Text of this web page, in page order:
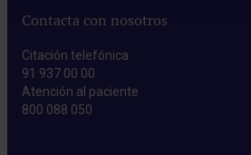
Contacta con nosotros
Citación telefónica
91 937 00 00
Atención al paciente
800 088 050